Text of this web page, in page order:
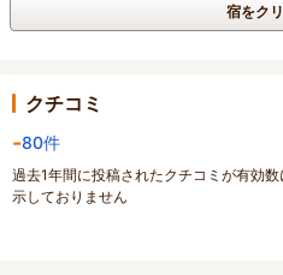
宿をク
クチコミ
-80件
過去1年間に投稿されたクチコミが有効
示しておりません